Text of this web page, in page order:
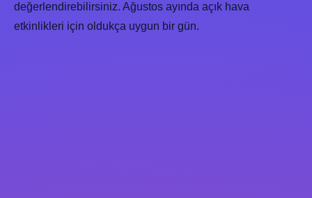
değerlendirebilirsiniz. Ağustos ayında açık hava
etkinlikleri için oldukça uygun bir gün.